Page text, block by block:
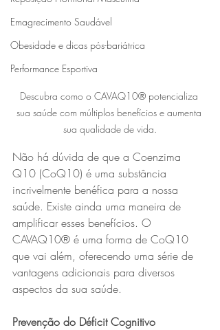
Emagrecimento Saudável
Obesidade e dicas pós-bariátrica
Performance Esportiva
Descubra como o CAVAQ10® potencializa
sua saúde com múltiplos benefícios e aumenta
sua qualidade de vida.
Não há dúvida de que a Coenzima
Q10 (CoQ10) é uma substância
incrivelmente benéfica para a nossa
saúde. Existe ainda uma maneira de
amplificar esses benefícios. O
CAVAQ10® é uma forma de CoQ10
que vai além, oferecendo uma série de
vantagens adicionais para diversos
aspectos da sua saúde.
Prevenção do Déficit Cognitivo